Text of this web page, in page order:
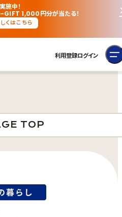
施中！
1,000円分が当たる！
くはこちら
利用登録ログイン
TOP